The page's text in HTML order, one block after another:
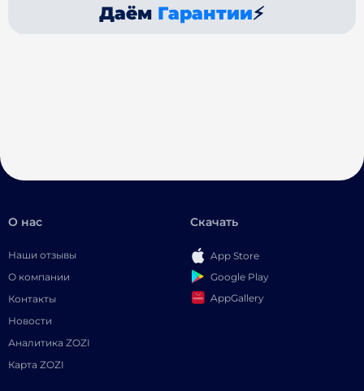
Даём Гарантии⚡
О нас
Наши отзывы
О компании
Контакты
Новости
Аналитика ZOZI
Карта ZOZI
Скачать
App Store
Google Play
AppGallery